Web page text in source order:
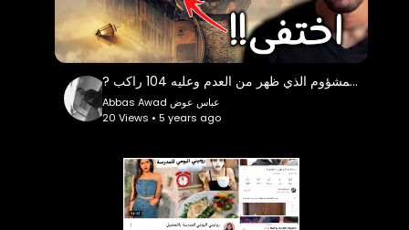
? قصة القطار الايطالي المشؤوم الذي ظهر من العدم وعليه 104 راكب
Abbas Awad عباس عوض
20 Views • 5 years ago